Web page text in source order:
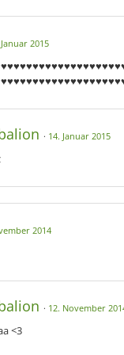
2015
14. Januar 2015
2014
12. November
<3